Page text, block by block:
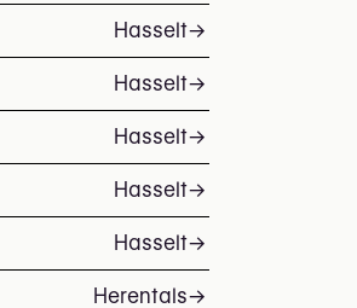
Hasselt→
Hasselt→
Hasselt→
Hasselt→
Hasselt→
Herentals→